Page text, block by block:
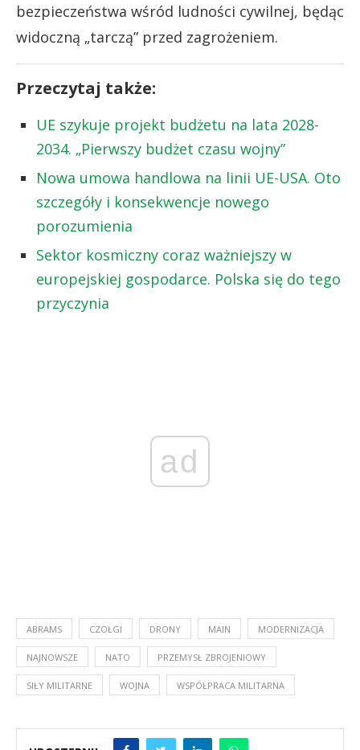
bezpieczeństwa wśród ludności cywilnej, będąc
widoczną „tarczą” przed zagrożeniem.
Przeczytaj także:
UE szykuje projekt budżetu na lata 2028-
2034. „Pierwszy budżet czasu wojny”
Nowa umowa handlowa na linii UE-USA. Oto
szczegóły i konsekwencje nowego
porozumienia
Sektor kosmiczny coraz ważniejszy w
europejskiej gospodarce. Polska się do tego
przyczynia
ad
ABRAMS CZOŁGI DRONY MAIN MODERNIZACJA
NAJNOWSZE NATO PRZEMYSŁ ZBROJENIOWY
SIŁY MILITARNE WOJNA WSPÓŁPRACA MILITARNA